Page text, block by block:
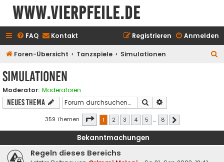
www.vierpfeile.de
FAQ Kontakt Anmelden
Registrieren
Foren-Übersicht Tanzspiele Simulationen
Simulationen
Moderator: Moderatoren
Neues Thema Suche
359 Themen Seite von8
1 2 3 4 5 … 8
Bekanntmachungen
Regeln dieses Bereichs